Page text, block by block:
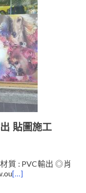
貼圖施工
質 : PVC輸出 ◎肖
[…]